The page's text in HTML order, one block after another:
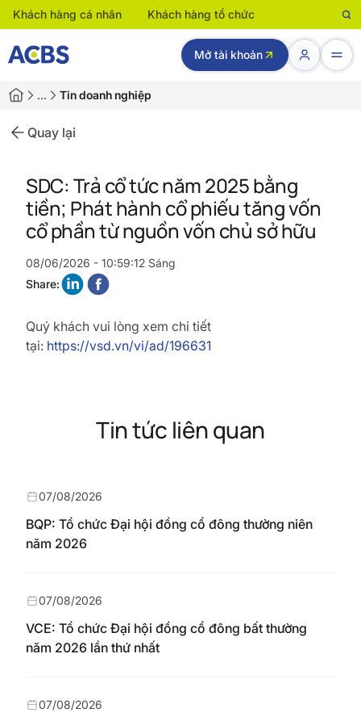
Khách hàng cá nhân Khách hàng tổ chức
Mở tài khoản
… Tin doanh nghiệp
Quay lại
SDC: Trả cổ tức năm 2025 bằng
tiền; Phát hành cổ phiếu tăng vốn
cổ phần từ nguồn vốn chủ sở hữu
08/06/2026 - 10:59:12 Sáng
Share:
Quý khách vui lòng xem chi tiết
tại: https://vsd.vn/vi/ad/196631
Tin tức liên quan
BQP: Tổ chức Đại hội đồng cổ đông thường niên
năm 2026
07/08/2026
VCE: Tổ chức Đại hội đồng cổ đông bất thường
năm 2026 lần thứ nhất
07/08/2026
07/08/2026